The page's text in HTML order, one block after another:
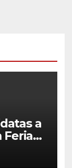
a
Feria